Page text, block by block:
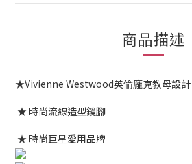
商品描述
★Vivienne Westwood英倫龐克教母設計
★ 時尚流線造型鏡腳
★ 時尚巨星愛用品牌